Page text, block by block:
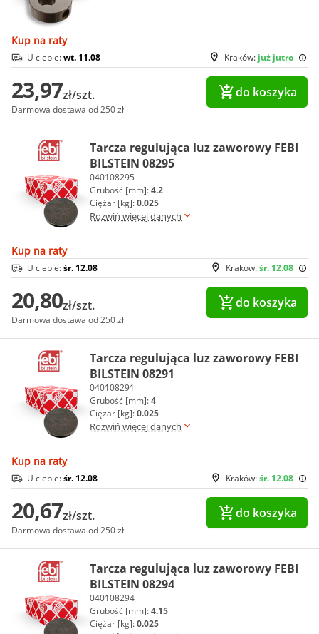
Kup na raty
Kraków: już jutro
U ciebie:wt. 11.08
23,97zł/szt.
Darmowa dostawa od 250 zł
do koszyka
Tarcza regulująca luz zaworowy FEBI
BILSTEIN 08295
040108295
Grubość [mm]:4.2
Ciężar [kg]:0.025
Rozwiń więcej danych
Kup na raty
Kraków:śr. 12.08
U ciebie:śr. 12.08
20,80zł/szt.
Darmowa dostawa od 250 zł
do koszyka
Tarcza regulująca luz zaworowy FEBI
BILSTEIN 08291
040108291
Grubość [mm]:4
Ciężar [kg]:0.025
Rozwiń więcej danych
Kup na raty
Kraków:śr. 12.08
U ciebie:śr. 12.08
20,67zł/szt.
Darmowa dostawa od 250 zł
do koszyka
Tarcza regulująca luz zaworowy FEBI
BILSTEIN 08294
040108294
Grubość [mm]:4.15
Ciężar [kg]:0.025